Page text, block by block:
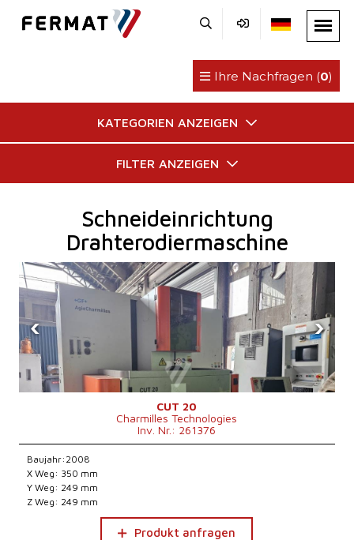
Ihre Nachfragen (0)
KATEGORIEN ANZEIGEN
FILTER ANZEIGEN
Schneideinrichtung
Drahterodiermaschine
‹ ›
CUT 20
Charmilles Technologies
Inv. Nr.: 261376
Baujahr:2008
X Weg: 350 mm
Y Weg: 249 mm
Z Weg: 249 mm
Produkt anfragen